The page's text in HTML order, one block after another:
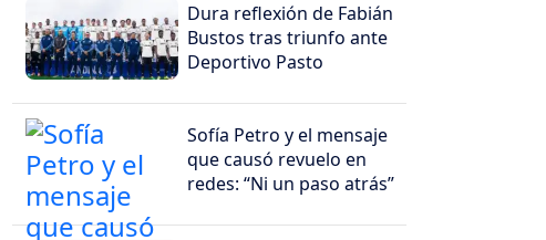
Dura reflexión de Fabián
Bustos tras triunfo ante
Deportivo Pasto
Sofía Petro y el mensaje
que causó revuelo en
redes: “Ni un paso atrás”